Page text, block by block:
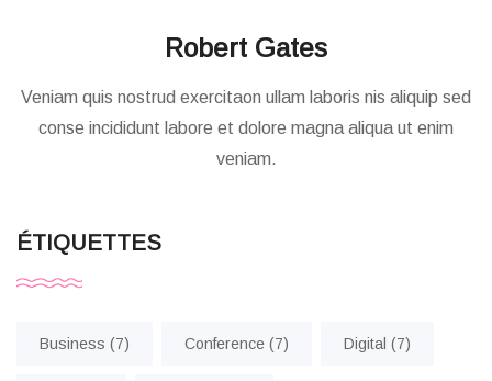
Robert Gates
Veniam quis nostrud exercitaon ullam laboris nis aliquip sed
conse incididunt labore et dolore magna aliqua ut enim
veniam.
ÉTIQUETTES
Business (7) Conference (7) Digital (7)